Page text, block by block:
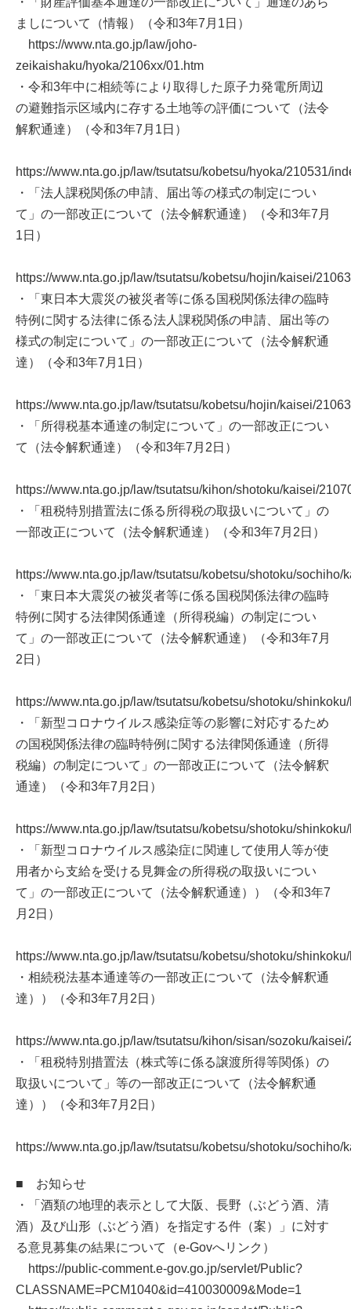
ましについて（情報）（令和3年7月1日）
https://www.nta.go.jp/law/joho-
zeikaishaku/hyoka/2106xx/01.htm
・令和3年中に相続等により取得した原子力発電所周辺
の避難指示区域内に存する土地等の評価について（法令
解釈通達）（令和3年7月1日）
https://www.nta.go.jp/law/tsutatsu/kobetsu/hyoka/210531/
・「法人課税関係の申請、届出等の様式の制定につい
て」の一部改正について（法令解釈通達）（令和3年7月
1日）
https://www.nta.go.jp/law/tsutatsu/kobetsu/hojin/kaisei/
・「東日本大震災の被災者等に係る国税関係法律の臨時
特例に関する法律に係る法人課税関係の申請、届出等の
様式の制定について」の一部改正について（法令解釈通
達）（令和3年7月1日）
https://www.nta.go.jp/law/tsutatsu/kobetsu/hojin/kaisei/
・「所得税基本通達の制定について」の一部改正につい
て（法令解釈通達）（令和3年7月2日）
https://www.nta.go.jp/law/tsutatsu/kihon/shotoku/kaisei/
・「租税特別措置法に係る所得税の取扱いについて」の
一部改正について（法令解釈通達）（令和3年7月2日）
https://www.nta.go.jp/law/tsutatsu/kobetsu/shotoku/sochiho/
・「東日本大震災の被災者等に係る国税関係法律の臨時
特例に関する法律関係通達（所得税編）の制定につい
て」の一部改正について（法令解釈通達）（令和3年7月
2日）
https://www.nta.go.jp/law/tsutatsu/kobetsu/shotoku/
・「新型コロナウイルス感染症等の影響に対応するため
の国税関係法律の臨時特例に関する法律関係通達（所得
税編）の制定について」の一部改正について（法令解釈
通達）（令和3年7月2日）
https://www.nta.go.jp/law/tsutatsu/kobetsu/shotoku/
・「新型コロナウイルス感染症に関連して使用人等が使
用者から支給を受ける見舞金の所得税の取扱いについ
て」の一部改正について（法令解釈通達））（令和3年7
月2日）
https://www.nta.go.jp/law/tsutatsu/kobetsu/shotoku/
・相続税法基本通達等の一部改正について（法令解釈通
達））（令和3年7月2日）
https://www.nta.go.jp/law/tsutatsu/kihon/sisan/sozoku/
・「租税特別措置法（株式等に係る譲渡所得等関係）の
取扱いについて」等の一部改正について（法令解釈通
達））（令和3年7月2日）
https://www.nta.go.jp/law/tsutatsu/kobetsu/shotoku/sochiho/
■ お知らせ
・「酒類の地理的表示として大阪、長野（ぶどう酒、清
酒）及び山形（ぶどう酒）を指定する件（案）」に対す
る意見募集の結果について（e-Govへリンク）
https://public-comment.e-gov.go.jp/servlet/Public?
CLASSNAME=PCM1040&id=410030009&Mode=1